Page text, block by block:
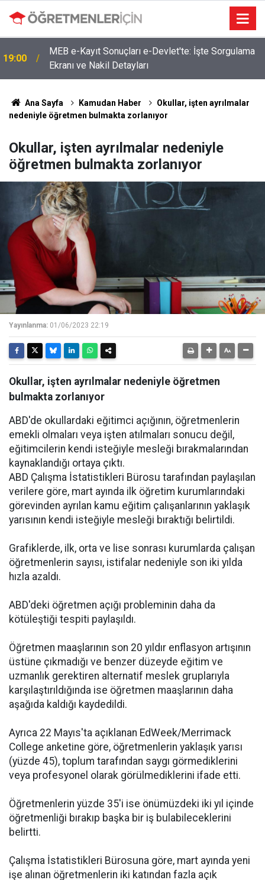
Ekranı ve Nakil Detayları
09:02
4 Branşta Öğretmenleri Norm Fazlası Tehlikesi
Bekliyor!
Ana Sayfa Kamudan Haber
Okullar, işten ayrılmalar
nedeniyle öğretmen bulmakta zorlanıyor
Okullar, işten ayrılmalar nedeniyle
öğretmen bulmakta zorlanıyor
Yayınlanma: 01/06/2023 22:19
Okullar, işten ayrılmalar nedeniyle öğretmen
bulmakta zorlanıyor
ABD'de okullardaki eğitimci açığının, öğretmenlerin
emekli olmaları veya işten atılmaları sonucu değil,
eğitimcilerin kendi isteğiyle mesleği bırakmalarından
kaynaklandığı ortaya çıktı.
ABD Çalışma İstatistikleri Bürosu tarafından paylaşılan
verilere göre, mart ayında ilk öğretim kurumlarındaki
görevinden ayrılan kamu eğitim çalışanlarının yaklaşık
yarısının kendi isteğiyle mesleği bıraktığı belirtildi.
Grafiklerde, ilk, orta ve lise sonrası kurumlarda çalışan
öğretmenlerin sayısı, istifalar nedeniyle son iki yılda
hızla azaldı.
ABD'deki öğretmen açığı probleminin daha da
kötüleştiği tespiti paylaşıldı.
Öğretmen maaşlarının son 20 yıldır enflasyon artışının
üstüne çıkmadığı ve benzer düzeyde eğitim ve
uzmanlık gerektiren alternatif meslek gruplarıyla
karşılaştırıldığında ise öğretmen maaşlarının daha
aşağıda kaldığı kaydedildi.
Ayrıca 22 Mayıs'ta açıklanan EdWeek/Merrimack
College anketine göre, öğretmenlerin yaklaşık yarısı
(yüzde 45), toplum tarafından saygı görmediklerini
veya profesyonel olarak görülmediklerini ifade etti.
Öğretmenlerin yüzde 35'i ise önümüzdeki iki yıl içinde
öğretmenliği bırakıp başka bir iş bulabileceklerini
belirtti.
Çalışma İstatistikleri Bürosuna göre, mart ayında yeni
işe alınan öğretmenlerin iki katından fazla açık